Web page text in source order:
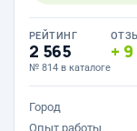
РЕЙТИНГ
2 565
№ 814 в каталоге
9
Город
Опыт работы